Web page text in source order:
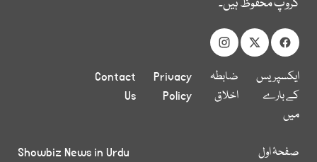
گروپ محفوظ ہیں۔
ایکسپریس
کے بارے
میں
ضابطہ
اخلاق
Privacy
Policy
Contact
Us
صفحۂ اول
Showbiz News in Urdu